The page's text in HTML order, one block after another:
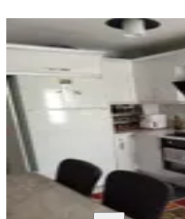
YENİ
Temiz
Merkez, Mimar
·130 m²
17.750 ₺
Salih Erden